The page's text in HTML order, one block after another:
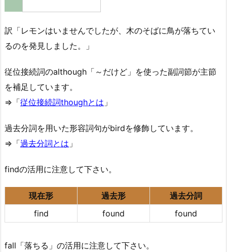
訳「レモンはいませんでしたが、木のそばに鳥が落ちてい
るのを発見しました。」
従位接続詞のalthough「～だけど」を使った副詞節が主節
を補足しています。
⇒「従位接続詞thoughとは 」
過去分詞を用いた形容詞句がbirdを修飾しています。
⇒「過去分詞とは 」
findの活用に注意して下さい。
現在形 過去形
過去分詞
find
found found
fall「落ちる」の活用に注意して下さい。